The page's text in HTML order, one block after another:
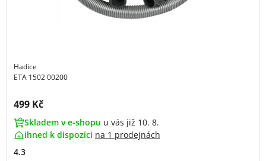
Hadice
ETA 1502 00200
Cena s DPH:
499 Kč
Skladem v e-shopu u vás již 10. 8.
ihned k dispozici na 1 prodejnách
4.3